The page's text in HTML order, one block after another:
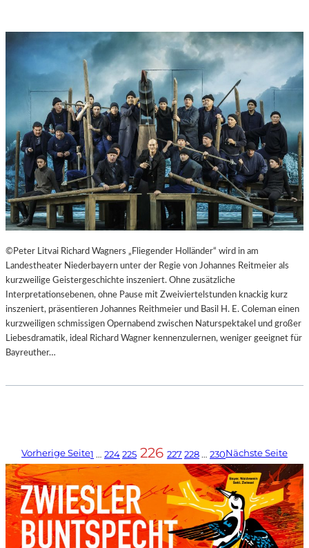
©Peter Litvai Richard Wagners „Fliegender Holländer“ wird in am
Landestheater Niederbayern unter der Regie von Johannes Reitmeier als
kurzweilige Geistergeschichte inszeniert. Ohne zusätzliche
Interpretationsebenen, ohne Pause mit Zweiviertelstunden knackig kurz
inszeniert, präsentieren Johannes Reithmeier und Basil H. E. Coleman einen
kurzweiligen schmissigen Opernabend zwischen Naturspektakel und großer
Liebesdramatik, ideal Richard Wagner kennenzulernen, weniger geeignet für
Bayreuther…
Vorherige Seite1 … 224225 226 227228… 230Nächste Seite